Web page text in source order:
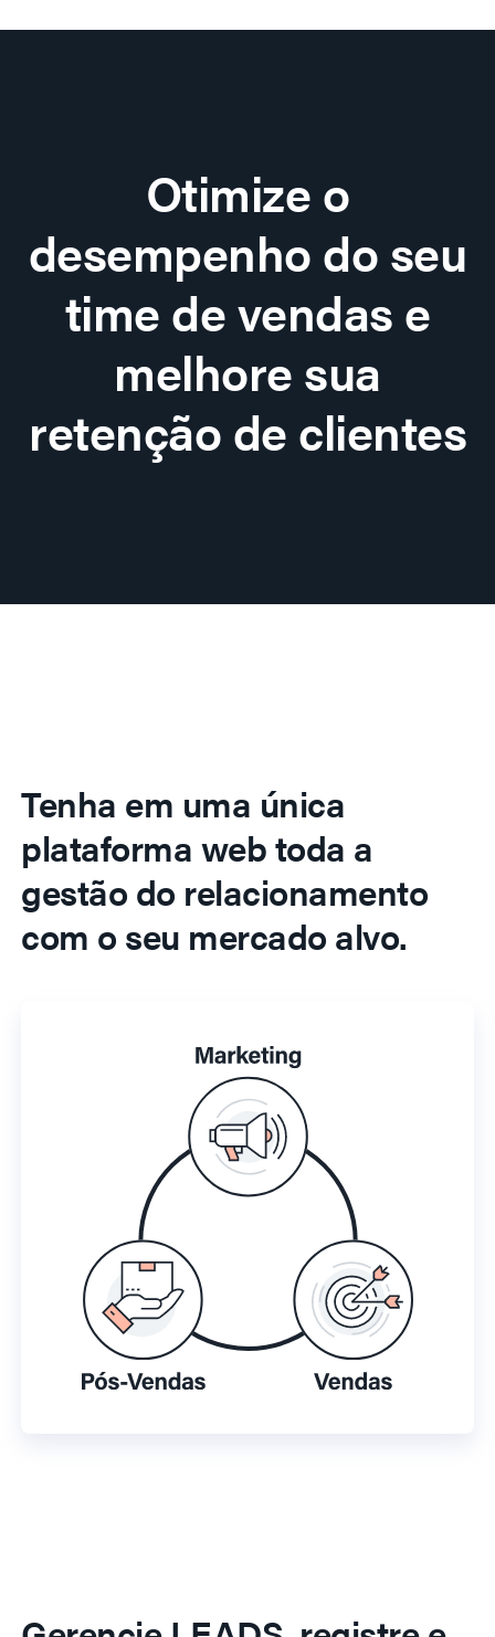
Otimize o
desempenho do seu
time de vendas e
melhore sua
retenção de clientes
Tenha em uma única
plataforma web toda a
gestão do relacionamento
com o seu mercado alvo.